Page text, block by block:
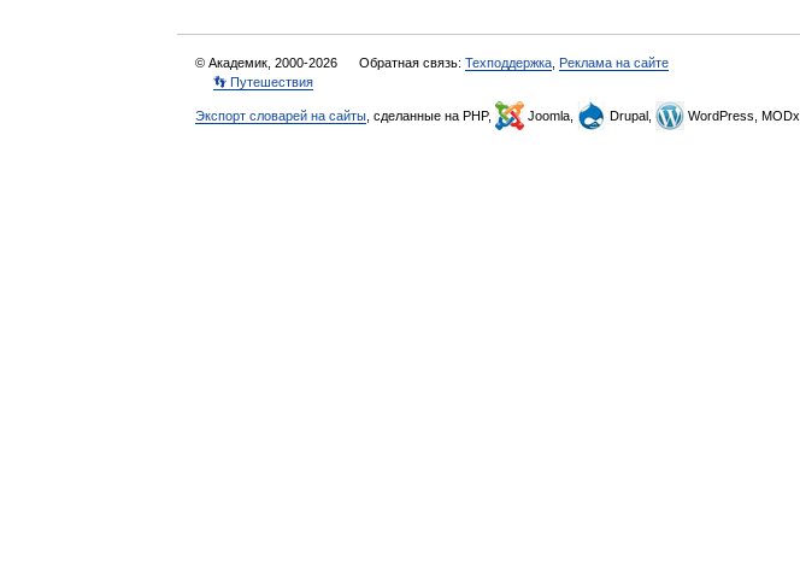
© Академик, 2000-2026 Обратная связь: Техподдержка Реклама на сайте
👣 Путешествия
Экспорт словарей на сайты , сделанные на PHP, Joomla, Drupal, WordPress, MODx.